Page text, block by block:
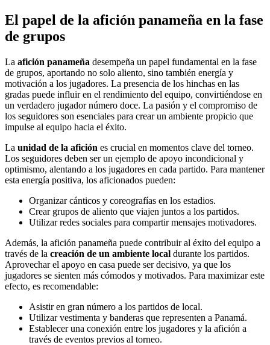
El papel de la afición panameña en la fase
de grupos
La afición panameña desempeña un papel fundamental en la fase
de grupos, aportando no solo aliento, sino también energía y
motivación a los jugadores. La presencia de los hinchas en las
gradas puede influir en el rendimiento del equipo, convirtiéndose en
un verdadero jugador número doce. La pasión y el compromiso de
los seguidores son esenciales para crear un ambiente propicio que
impulse al equipo hacia el éxito.
La unidad de la afición es crucial en momentos clave del torneo.
Los seguidores deben ser un ejemplo de apoyo incondicional y
optimismo, alentando a los jugadores en cada partido. Para mantener
esta energía positiva, los aficionados pueden:
Organizar cánticos y coreografías en los estadios.
Crear grupos de aliento que viajen juntos a los partidos.
Utilizar redes sociales para compartir mensajes motivadores.
Además, la afición panameña puede contribuir al éxito del equipo a
través de la creación de un ambiente local durante los partidos.
Aprovechar el apoyo en casa puede ser decisivo, ya que los
jugadores se sienten más cómodos y motivados. Para maximizar este
efecto, es recomendable:
Asistir en gran número a los partidos de local.
Utilizar vestimenta y banderas que representen a Panamá.
Establecer una conexión entre los jugadores y la afición a
través de eventos previos al torneo.